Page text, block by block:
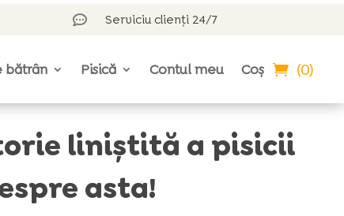
 Serviciu clienți 24/7
bătrân Pisică Contul meu Coș (0)
liniștită a pisicii
asta!